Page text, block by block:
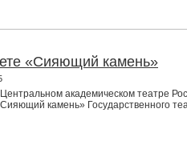
«Сияющий камень»
академическом театре
камень» Государственного